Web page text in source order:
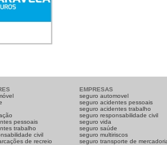
pessoais
trabalho
civil
de recreio
EMPRESAS
seguro automovel
seguro acidentes pessoais
seguro acidentes trabalho
seguro responsabilidade civil
seguro vida
seguro saúde
seguro multiriscos
seguro transporte de